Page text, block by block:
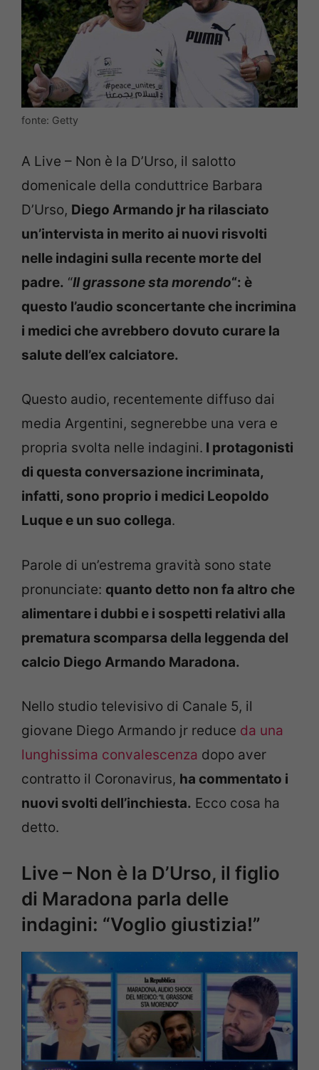
fonte: Getty
A Live – Non è la D’Urso, il salotto
domenicale della conduttrice Barbara
D’Urso, Diego Armando jr ha rilasciato
un’intervista in merito ai nuovi risvolti
nelle indagini sulla recente morte del
padre. “Il grassone sta morendo“: è
questo l’audio sconcertante che incrimina
i medici che avrebbero dovuto curare la
salute dell’ex calciatore.
Questo audio, recentemente diffuso dai
media Argentini, segnerebbe una vera e
propria svolta nelle indagini. I protagonisti
di questa conversazione incriminata,
infatti, sono proprio i medici Leopoldo
Luque e un suo collega.
Parole di un’estrema gravità sono state
pronunciate: quanto detto non fa altro che
alimentare i dubbi e i sospetti relativi alla
prematura scomparsa della leggenda del
calcio Diego Armando Maradona.
Nello studio televisivo di Canale 5, il
giovane Diego Armando jr reduce da una
lunghissima convalescenza dopo aver
contratto il Coronavirus, ha commentato i
nuovi svolti dell’inchiesta. Ecco cosa ha
detto.
Live – Non è la D’Urso, il figlio
di Maradona parla delle
indagini: “Voglio giustizia!”